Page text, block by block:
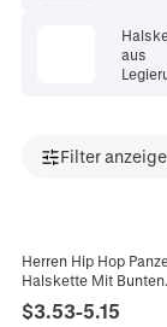
aus
Filter
Herren Hip Hop
Halskette Mit Bunten
Strasssteinen
Kette Raute
$3.53-5.15